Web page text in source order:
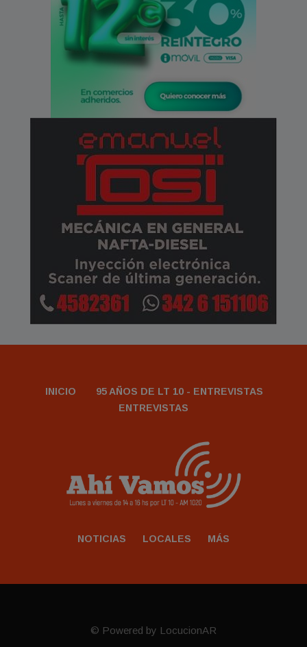
INICIO
95 AÑOS DE LT 10 - ENTREVISTAS
ENTREVISTAS
NOTICIAS LOCALES MÁS
© Powered by LocucionAR